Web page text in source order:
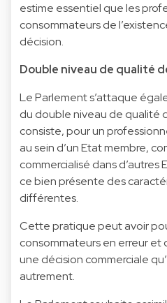
estime essentiel que les
consommateurs de
décision.
Double niveau de qualité
Le Parlement s’attaque
du double niveau de qualité
consiste, pour un
au sein d’un Etat membre,
commercialisé dans d’autres
ce bien présente des
différentes.
Cette pratique peut avoir
consommateurs en erreur et
une décision commerciale
autrement.